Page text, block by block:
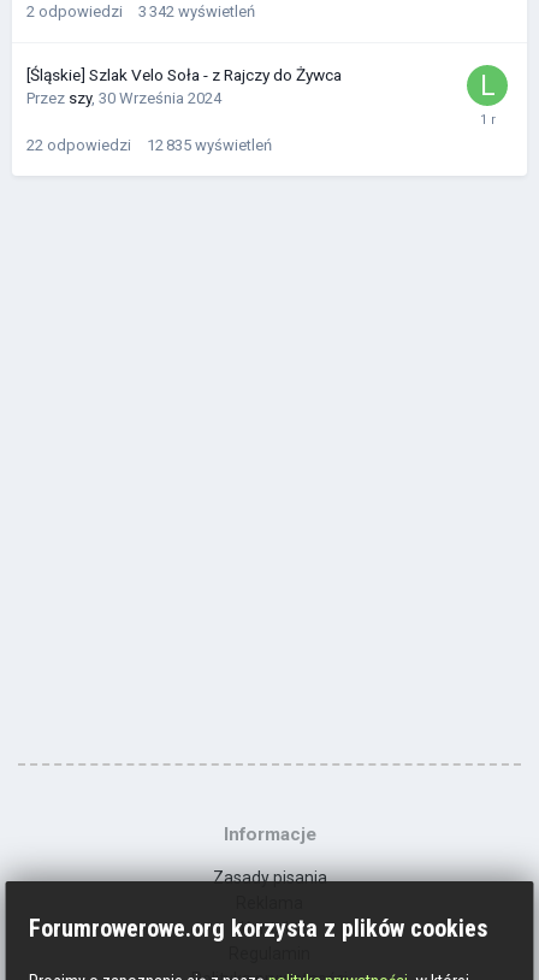
2 odpowiedzi 3 342 wyświetleń
[Śląskie] Szlak Velo Soła - z Rajczy do Żywca
Przez szy, 30 Września 2024
22 odpowiedzi 12 835 wyświetleń
Informacje
Zasady pisania
Kontakt
Forumrowerowe.org korzysta z plików cookies